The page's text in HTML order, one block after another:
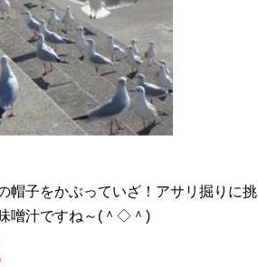
子をかぶっていざ！アサリ掘りに挑
噌汁ですね～(＾◇＾)